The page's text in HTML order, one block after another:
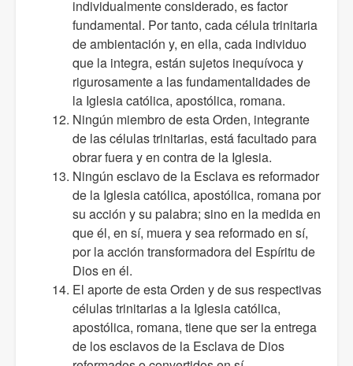
individualmente considerado, es factor
fundamental. Por tanto, cada célula trinitaria
de ambientación y, en ella, cada individuo
que la integra, están sujetos inequívoca y
rigurosamente a las fundamentalidades de
la Iglesia católica, apostólica, romana.
Ningún miembro de esta Orden, integrante
de las células trinitarias, está facultado para
obrar fuera y en contra de la Iglesia.
Ningún esclavo de la Esclava es reformador
de la Iglesia católica, apostólica, romana por
su acción y su palabra; sino en la medida en
que él, en sí, muera y sea reformado en sí,
por la acción transformadora del Espíritu de
Dios en él.
El aporte de esta Orden y de sus respectivas
células trinitarias a la Iglesia católica,
apostólica, romana, tiene que ser la entrega
de los esclavos de la Esclava de Dios